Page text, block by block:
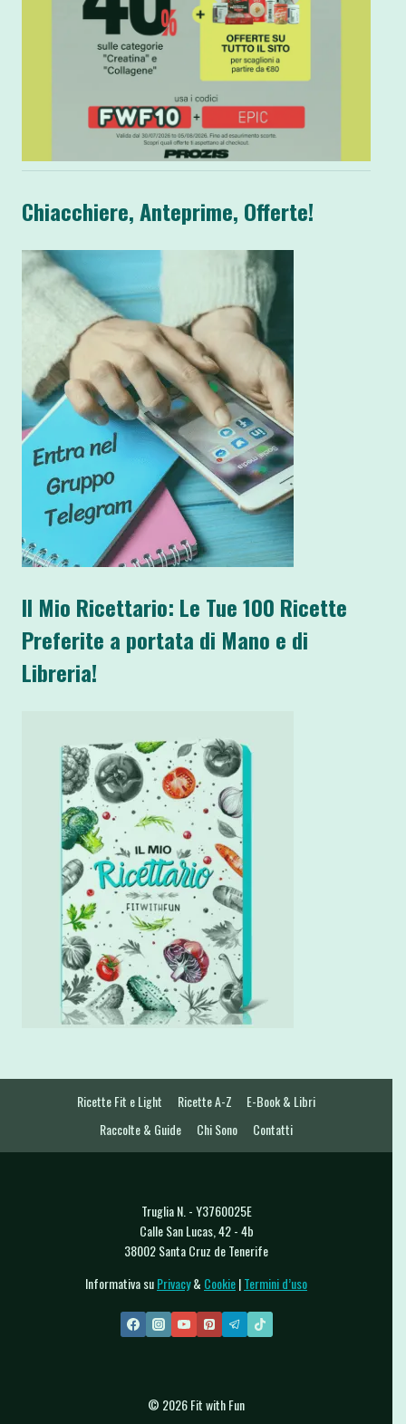
Chiacchiere, Anteprime, Offerte!
Il Mio Ricettario: Le Tue 100 Ricette
Preferite a portata di Mano e di
Libreria!
Ricette Fit e Light Ricette A-Z
E-Book & Libri
Raccolte & Guide
Chi Sono Contatti
Truglia N. - Y3760025E
Calle San Lucas, 42 - 4b
38002 Santa Cruz de Tenerife
Informativa suPrivacy& Cookie|Termini d’uso
© 2026 Fit with Fun